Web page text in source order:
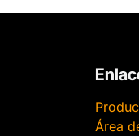
Área